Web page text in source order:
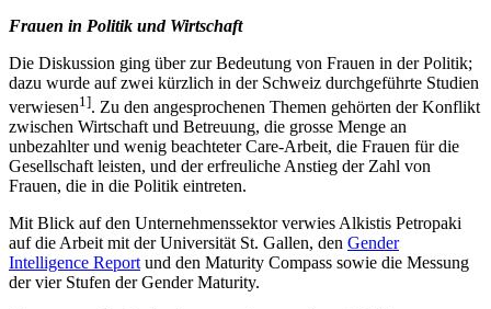
Frauen in Politik und Wirtschaft
Die Diskussion ging über zur Bedeutung von Frauen in der Politik;
dazu wurde auf zwei kürzlich in der Schweiz durchgeführte Studien
verwiesen1]. Zu den angesprochenen Themen gehörten der Konflikt
zwischen Wirtschaft und Betreuung, die grosse Menge an
unbezahlter und wenig beachteter Care-Arbeit, die Frauen für die
Gesellschaft leisten, und der erfreuliche Anstieg der Zahl von
Frauen, die in die Politik eintreten.
Mit Blick auf den Unternehmenssektor verwies Alkistis Petropaki
auf die Arbeit mit der Universität St. Gallen, den Gender
Intelligence Reportund den Maturity Compass sowie die Messung
der vier Stufen der Gender Maturity.